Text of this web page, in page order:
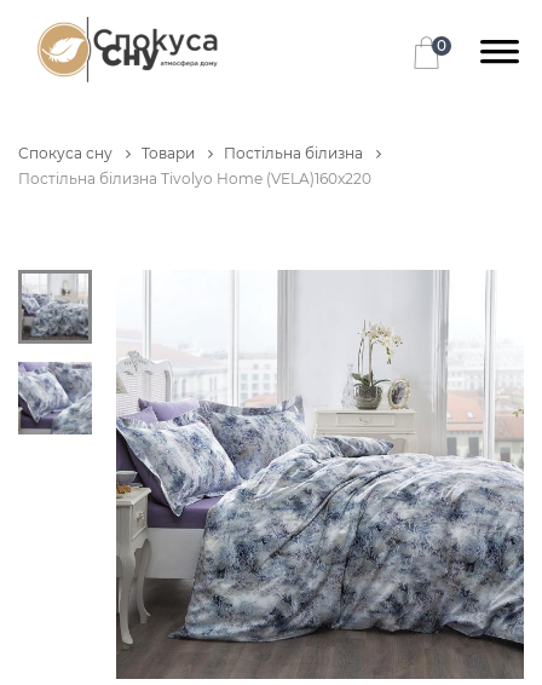
0
Спокуса сну Товари
Постільна білизна
Постільна білизна Tivolyo Home (VELA)160x220